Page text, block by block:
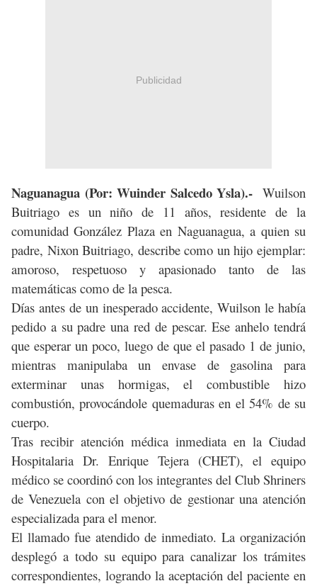
Publicidad
Naguanagua (Por: Wuinder Salcedo Ysla).- Wuilson
Buitriago es un niño de 11 años, residente de la
comunidad González Plaza en Naguanagua, a quien su
padre, Nixon Buitriago, describe como un hijo ejemplar:
amoroso, respetuoso y apasionado tanto de las
matemáticas como de la pesca.
Días antes de un inesperado accidente, Wuilson le había
pedido a su padre una red de pescar. Ese anhelo tendrá
que esperar un poco, luego de que el pasado 1 de junio,
mientras manipulaba un envase de gasolina para
exterminar unas hormigas, el combustible hizo
combustión, provocándole quemaduras en el 54% de su
cuerpo.
Tras recibir atención médica inmediata en la Ciudad
Hospitalaria Dr. Enrique Tejera (CHET), el equipo
médico se coordinó con los integrantes del Club Shriners
de Venezuela con el objetivo de gestionar una atención
especializada para el menor.
El llamado fue atendido de inmediato. La organización
desplegó a todo su equipo para canalizar los trámites
correspondientes, logrando la aceptación del paciente en